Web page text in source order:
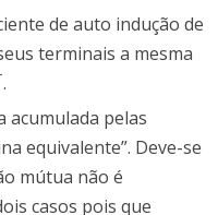
de auto indução de
terminais a mesma
.
acumulada pelas
equivalente”. Deve-se
mútua não é
casos pois que